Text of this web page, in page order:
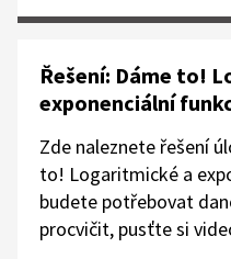
Řešení: Dáme to!
exponenciální
Zde naleznete řešení
to! Logaritmické a
budete potřebovat
procvičit, pusťte si